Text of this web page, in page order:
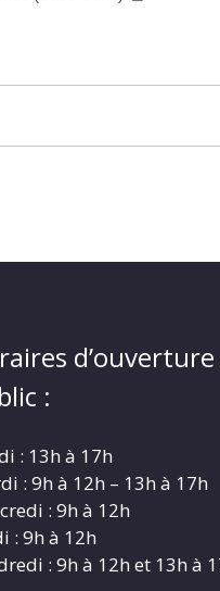
d’ouverture
:
: 13h à 17h
: 9h à 12h – 13h à 17h
: 9h à 12h
: 9h à 12h
: 9h à 12h et 13h à